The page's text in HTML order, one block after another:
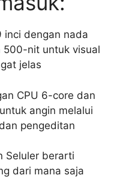
inci dengan nada
500-nit untuk visual
jelas
CPU 6-core dan
angin melalui
pengeditan
Seluler berarti
dari mana saja